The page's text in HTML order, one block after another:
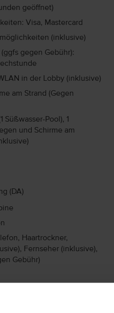
geöffnet)
Visa, Mastercard
(inklusive)
gegen Gebühr):
in der Lobby (inklusive)
am Strand (Gegen
Süßwasser-Pool), 1
und Schirme am
(DA)
Haartrockner,
Fernseher (inklusive),
Gebühr)